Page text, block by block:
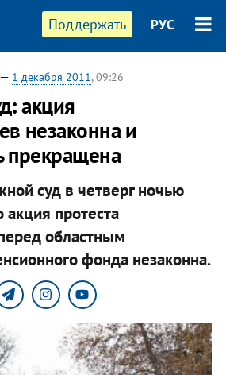
Поддержать РУС
— 1 декабря 2011, 09:26
акция
незаконна и
прекращена
суд в четверг ночью
акция протеста
областным
фонда незаконна.